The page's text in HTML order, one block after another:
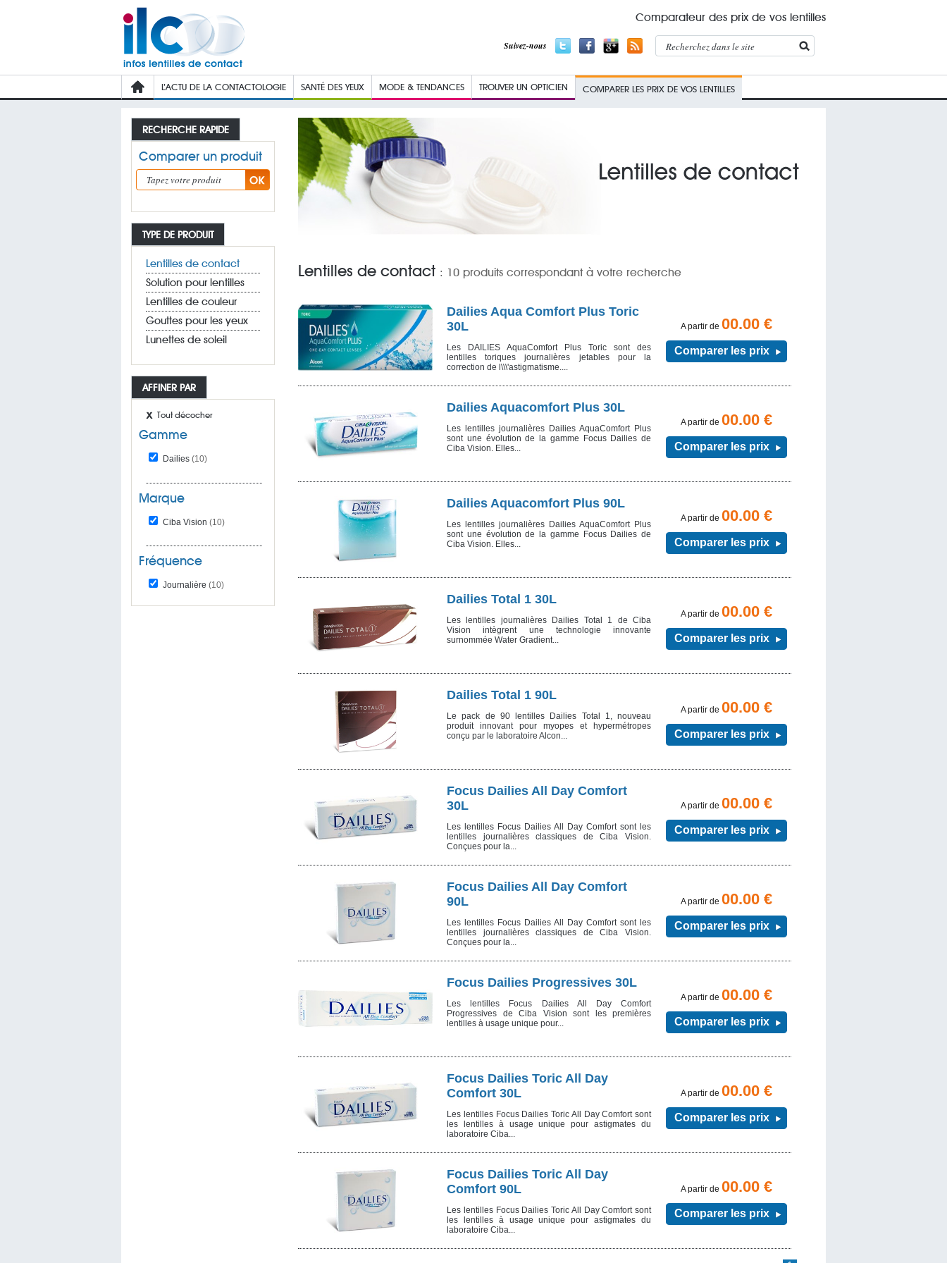
Comparateur des prix de vos lentilles
Suivez-nous
L’ACTU DE LA CONTACTOLOGIE SANTÉ DES YEUX MODE & TENDANCES TROUVER UN OPTICIEN COMPARER LES PRIX DE VOS LENTILLES
RECHERCHE RAPIDE
Comparer un produit
TYPE DE PRODUIT
Lentilles de contact
Solution pour lentilles
Lentilles de couleur
Gouttes pour les yeux
Lunettes de soleil
AFFINER PAR
Tout décocher
Gamme
Dailies (10)
Marque
Ciba Vision (10)
Fréquence
Journalière (10)
Lentilles de contact : 10 produits correspondant à votre recherche
Dailies Aqua Comfort Plus Toric
30L
Les DAILIES AquaComfort Plus Toric sont des
lentilles toriques journalières jetables pour la
correction de l\\\'astigmatisme....
A partir de 00.00 €
Comparer les prix
Dailies Aquacomfort Plus 30L
Les lentilles journalières Dailies AquaComfort Plus
sont une évolution de la gamme Focus Dailies de
Ciba Vision. Elles...
A partir de 00.00 €
Comparer les prix
Dailies Aquacomfort Plus 90L
Les lentilles journalières Dailies AquaComfort Plus
sont une évolution de la gamme Focus Dailies de
Ciba Vision. Elles...
A partir de 00.00 €
Comparer les prix
Dailies Total 1 30L
Les lentilles journalières Dailies Total 1 de Ciba
Vision intègrent une technologie innovante
surnommée Water Gradient...
A partir de 00.00 €
Comparer les prix
Dailies Total 1 90L
Le pack de 90 lentilles Dailies Total 1, nouveau
produit innovant pour myopes et hypermétropes
conçu par le laboratoire Alcon...
A partir de 00.00 €
Comparer les prix
Focus Dailies All Day Comfort
30L
Les lentilles Focus Dailies All Day Comfort sont les
lentilles journalières classiques de Ciba Vision.
Conçues pour la...
A partir de 00.00 €
Comparer les prix
Focus Dailies All Day Comfort
90L
Les lentilles Focus Dailies All Day Comfort sont les
lentilles journalières classiques de Ciba Vision.
Conçues pour la...
A partir de 00.00 €
Comparer les prix
Focus Dailies Progressives 30L
Les lentilles Focus Dailies All Day Comfort
Progressives de Ciba Vision sont les premières
lentilles à usage unique pour...
A partir de 00.00 €
Comparer les prix
Focus Dailies Toric All Day
Comfort 30L
Les lentilles Focus Dailies Toric All Day Comfort sont
les lentilles à usage unique pour astigmates du
laboratoire Ciba...
A partir de 00.00 €
Comparer les prix
Focus Dailies Toric All Day
Comfort 90L
Les lentilles Focus Dailies Toric All Day Comfort sont
les lentilles à usage unique pour astigmates du
laboratoire Ciba...
A partir de 00.00 €
Comparer les prix